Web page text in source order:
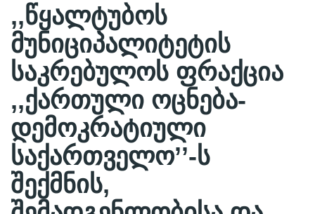
,,წყალტუბოს
მუნიციპალიტეტის
საკრებულოს ფრაქცია
,,ქართული ოცნება-
დემოკრატიული
საქართველო’’-ს
შექმნის,